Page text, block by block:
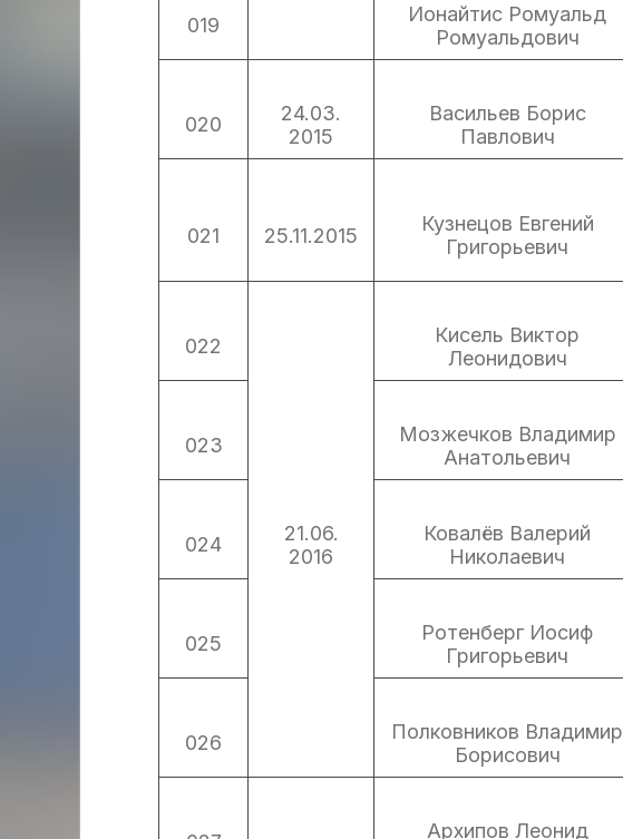
019
Ионайтис Ромуальд
Ромуальдович
020
24.03.
2015
Васильев Борис
Павлович
021 25.11.2015
Кузнецов Евгений
Григорьевич
022
21.06.
2016
Кисель Виктор
Леонидович
023
Мозжечков Владимир
Анатольевич
024
Ковалёв Валерий
Николаевич
025
Ротенберг Иосиф
Григорьевич
026
Полковников Владимир
Борисович
Архипов Леонид